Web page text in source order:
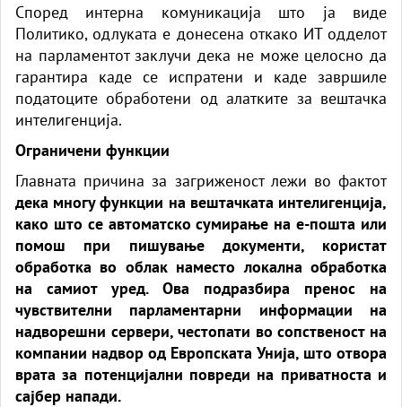
Според интерна комуникација што ја виде
Политико, одлуката е донесена откако ИТ одделот
на парламентот заклучи дека не може целосно да
гарантира каде се испратени и каде завршиле
податоците обработени од алатките за вештачка
интелигенција.
Ограничени функции
Главната причина за загриженост лежи во фактот
дека многу функции на вештачката интелигенција,
како што се автоматско сумирање на е-пошта или
помош при пишување документи, користат
обработка во облак наместо локална обработка
на самиот уред. Ова подразбира пренос на
чувствителни парламентарни информации на
надворешни сервери, честопати во сопственост на
компании надвор од Европската Унија, што отвора
врата за потенцијални повреди на приватноста и
сајбер напади.